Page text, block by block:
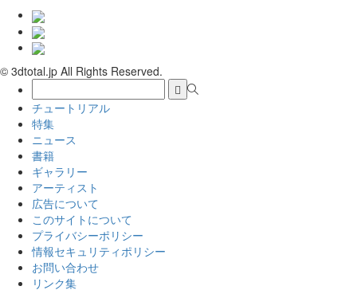
© 3dtotal.jp All Rights Reserved.
チュートリアル
特集
ニュース
書籍
ギャラリー
アーティスト
広告について
このサイトについて
プライバシーポリシー
情報セキュリティポリシー
お問い合わせ
リンク集